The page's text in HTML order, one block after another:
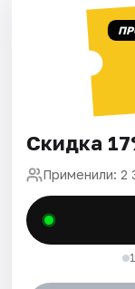
Скидка
Применили: 2